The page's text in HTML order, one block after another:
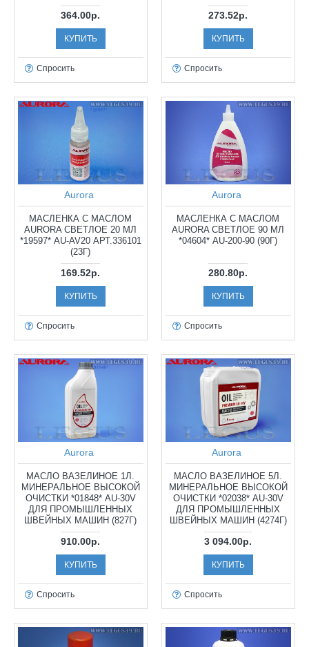
364.00р.
КУПИТЬ
Спросить
273.52р.
КУПИТЬ
Спросить
Aurora
МАСЛЕНКА С МАСЛОМ
AURORA СВЕТЛОЕ 20 МЛ
*19597* AU-AV20 АРТ.336101
(23Г)
169.52р.
КУПИТЬ
Спросить
Aurora
МАСЛЕНКА С МАСЛОМ
AURORA СВЕТЛОЕ 90 МЛ
*04604* AU-200-90 (90Г)
280.80р.
КУПИТЬ
Спросить
Aurora
МАСЛО ВАЗЕЛИНОЕ 1Л.
МИНЕРАЛЬНОЕ ВЫСОКОЙ
ОЧИСТКИ *01848* AU-30V
ДЛЯ ПРОМЫШЛЕННЫХ
ШВЕЙНЫХ МАШИН (827Г)
910.00р.
КУПИТЬ
Спросить
Aurora
МАСЛО ВАЗЕЛИНОЕ 5Л.
МИНЕРАЛЬНОЕ ВЫСОКОЙ
ОЧИСТКИ *02038* AU-30V
ДЛЯ ПРОМЫШЛЕННЫХ
ШВЕЙНЫХ МАШИН (4274Г)
3 094.00р.
КУПИТЬ
Спросить